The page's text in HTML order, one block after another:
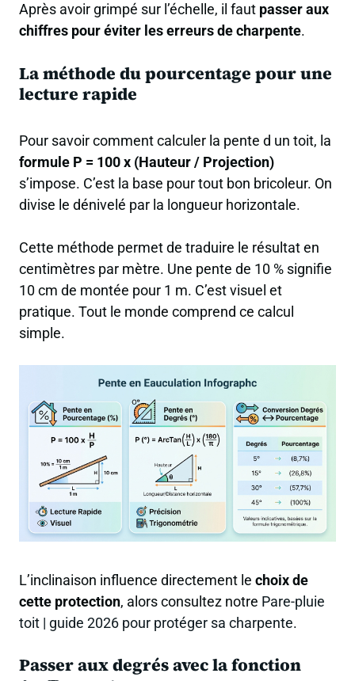
Après avoir grimpé sur l’échelle, il faut passer aux
chiffres pour éviter les erreurs de charpente.
La méthode du pourcentage pour une
lecture rapide
Pour savoir comment calculer la pente d un toit, la
formule P = 100 x (Hauteur / Projection)
s’impose. C’est la base pour tout bon bricoleur. On
divise le dénivelé par la longueur horizontale.
Cette méthode permet de traduire le résultat en
centimètres par mètre. Une pente de 10 % signifie
10 cm de montée pour 1 m. C’est visuel et
pratique. Tout le monde comprend ce calcul
simple.
L’inclinaison influence directement le choix de
cette protection, alors consultez notre Pare-pluie
toit | guide 2026 pour protéger sa charpente.
Passer aux degrés avec la fonction